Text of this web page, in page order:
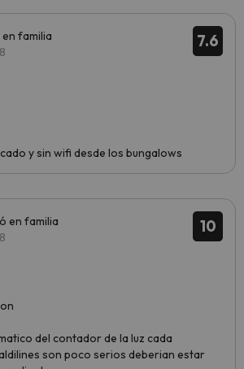
7.6
familia
y sin wifi desde los bungalows
10
en familia
del contador de la luz cada
son poco serios deberian estar